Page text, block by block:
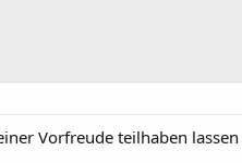
Vorfreude teilhaben